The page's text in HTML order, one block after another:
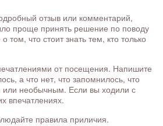
отзыв или комментарий,
проще принять решение по поводу
том, что стоит знать тем, кто только
от посещения. Напишите
а что нет, что запомнилось, что
или необычным. Если вы ходили с
впечатлениях.
правила приличия.